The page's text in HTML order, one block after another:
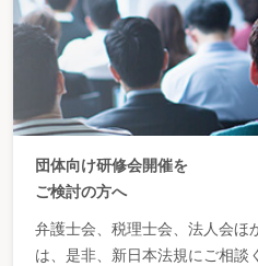
団体向け研修会開催を
ご検討の方へ
弁護士会、税理士会、法人会ほ
は、是非、新日本法規にご相談